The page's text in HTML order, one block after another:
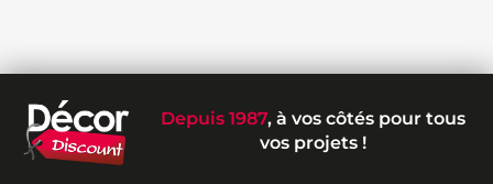
Depuis 1987, à vos côtés pour tous
vos projets !